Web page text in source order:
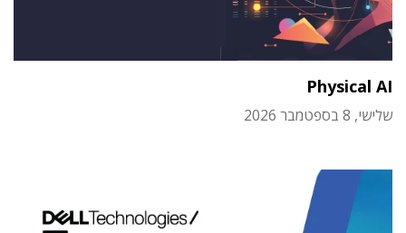
Physical AI
שלישי, 8 בספטמבר 2026